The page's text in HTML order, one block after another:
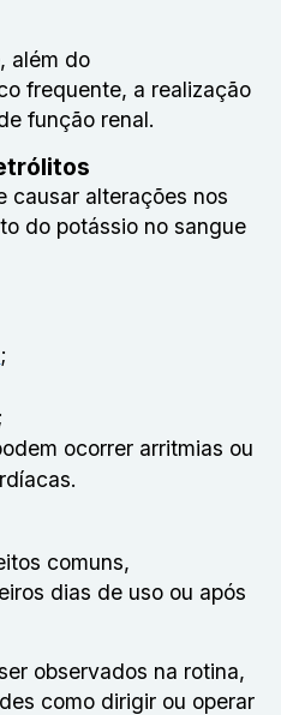
além do
frequente, a realização
função renal.
causar alterações nos
do potássio no sangue
;
ocorrer arritmias ou
comuns,
dias de uso ou após
observados na rotina,
como dirigir ou operar